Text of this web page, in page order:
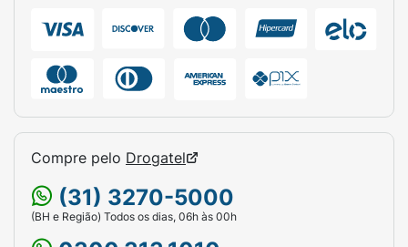
Compre pelo Drogatel
(31) 3270-5000
(BH e Região) Todos os dias, 06h às 00h